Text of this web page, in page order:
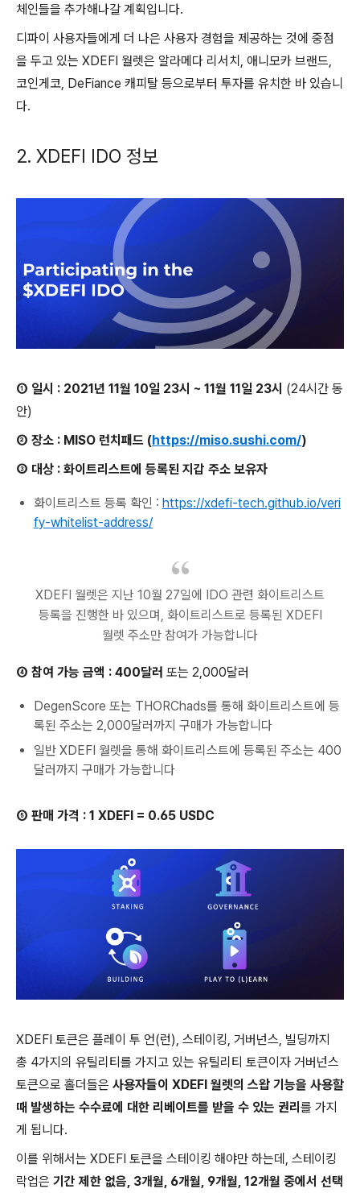
체인들을 추가해나갈 계획입니다.
디파이 사용자들에게 더 나은 사용자 경험을 제공하는 것에 중점
을 두고 있는 XDEFI 월렛은 알라메다 리서치, 애니모카 브랜드,
코인게코, DeFiance 캐피탈 등으로부터 투자를 유치한 바 있습니
다.
2. XDEFI IDO 정보
① 일시 : 2021년 11월 10일 23시 ~ 11월 11일 23시 (24시간 동
안)
② 장소 : MISO 런치패드 (https://miso.sushi.com/)
③ 대상 : 화이트리스트에 등록된 지갑 주소 보유자
화이트리스트 등록 확인 : https://xdefi-tech.github.io/veri
fy-whitelist-address/
XDEFI 월렛은 지난 10월 27일에 IDO 관련 화이트리스트
등록을 진행한 바 있으며, 화이트리스트로 등록된 XDEFI
월렛 주소만 참여가 가능합니다
④ 참여 가능 금액 : 400달러 또는 2,000달러
DegenScore 또는 THORChads를 통해 화이트리스트에 등
록된 주소는 2,000달러까지 구매가 가능합니다
일반 XDEFI 월렛을 통해 화이트리스트에 등록된 주소는 400
달러까지 구매가 가능합니다
⑤ 판매 가격 : 1 XDEFI = 0.65 USDC
XDEFI 토큰은 플레이 투 언(런), 스테이킹, 거버넌스, 빌딩까지
총 4가지의 유틸리티를 가지고 있는 유틸리티 토큰이자 거버넌스
토큰으로 홀더들은 사용자들이 XDEFI 월렛의 스왑 기능을 사용할
때 발생하는 수수료에 대한 리베이트를 받을 수 있는 권리 를 가지
게 됩니다.
이를 위해서는 XDEFI 토큰을 스테이킹 해야만 하는데, 스테이킹
락업은 기간 제한 없음, 3개월, 6개월, 9개월, 12개월 중에서 선택